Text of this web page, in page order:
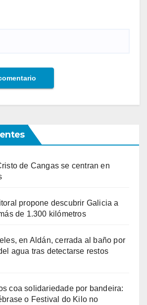
de Cangas se centran en
propone descubrir Galicia a
de 1.300 kilómetros
en Aldán, cerrada al baño por
agua tras detectarse restos
coa solidariedade por bandeira:
o Festival do Kilo no